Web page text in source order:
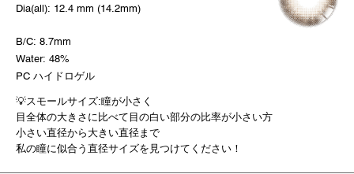
Dia(all): 12.4 mm (14.2mm)
B/C: 8.7mm
Water: 48%
PC ハイドロゲル
💡スモールサイズ:瞳が小さく
目全体の大きさに比べて目の白い部分の比率が小さい方
小さい直径から大きい直径まで
私の瞳に似合う直径サイズを見つけてください！